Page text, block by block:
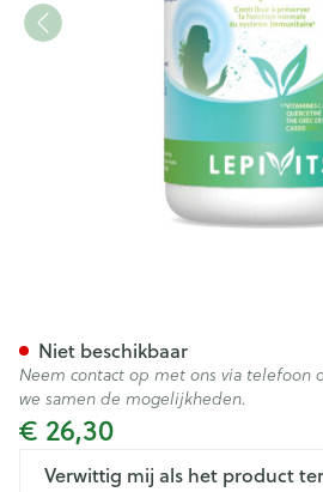
€ 26,30
Verwittig mij als het product
Niet beschikbaar
Neem contact op met ons via telefoon
we samen de mogelijkheden.